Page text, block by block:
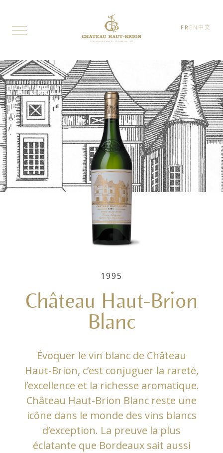
FR EN 中文
1995
Château Haut-Brion
Blanc
Évoquer le vin blanc de Château
Haut-Brion, c’est conjuguer la rareté,
l’excellence et la richesse aromatique.
Château Haut-Brion Blanc reste une
icône dans le monde des vins blancs
d’exception. La preuve la plus
éclatante que Bordeaux sait aussi